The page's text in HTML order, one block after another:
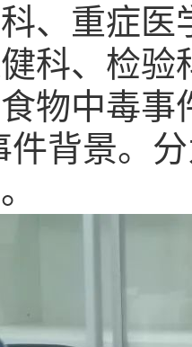
、重症医
科、检验
物中毒事
件背景。